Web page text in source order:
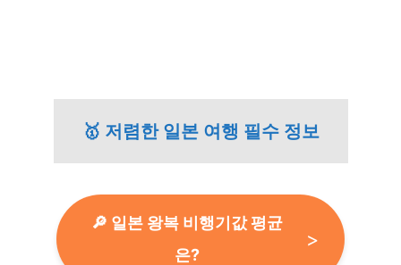
🥇 저렴한 일본 여행 필수 정보
🔎 일본 왕복 비행기값 평균
은?